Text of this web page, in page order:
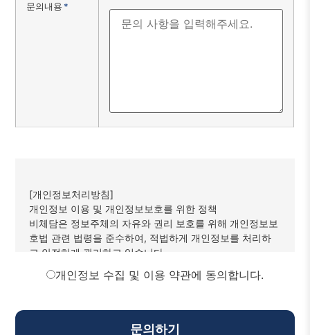
문의내용 *
[개인정보처리방침]
개인정보 이용 및 개인정보보호를 위한 정책
비체담은 정보주체의 자유와 권리 보호를 위해 개인정보보
호법 관련 법령을 준수하여, 적법하게 개인정보를 처리하
고 안전하게 관리하고 있습니다.
정보 처리에 관한 절차 및 기준을 안내하고, 이와 관련한 고
인정보처리방침을 수립하여 공개합니다.
비체담은 고객 문의에 대한 정확한 응대와 서비스 제공을
개인정보 수집 및 이용 약관에 동의합니다.